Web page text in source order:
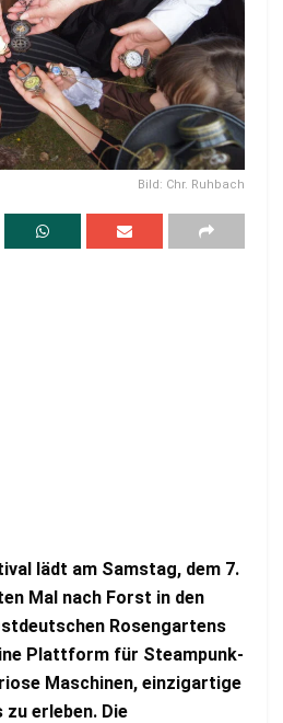
Bild: Chr. Ruhbach
lädt am Samstag, dem 7.
Mal nach Forst in den
Rosengartens
Plattform für Steampunk-
Maschinen, einzigartige
zu erleben. Die